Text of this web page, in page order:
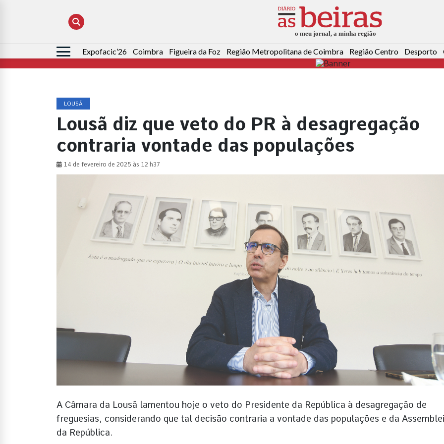
Pesquisar
por:
Expofacic’26 Coimbra Figueira da Foz Região Metropolitana de Coimbra Região Centro Desporto
LOUSÃ
Lousã diz que veto do PR à desagregação
contraria vontade das populações
14 de fevereiro de 2025 às 12 h37
A Câmara da Lousã lamentou hoje o veto do Presidente da República à desagregação de
freguesias, considerando que tal decisão contraria a vontade das populações e da
da República.